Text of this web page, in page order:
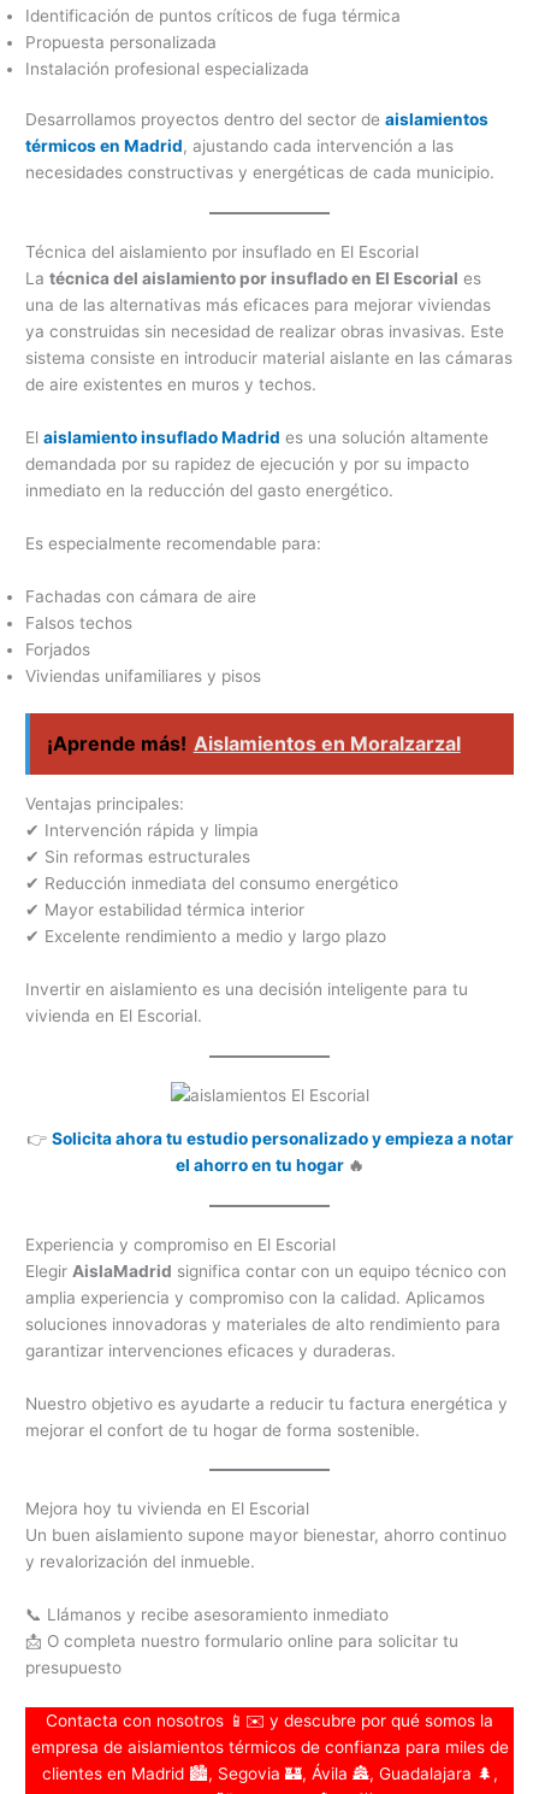
Identificación de puntos críticos de fuga térmica
Propuesta personalizada
Instalación profesional especializada
Desarrollamos proyectos dentro del sector deaislamientos
térmicos en Madrid, ajustando cada intervención a las
necesidades constructivas y energéticas de cada municipio.
Técnica del aislamiento por insuflado en El Escorial
Latécnica del aislamiento por insuflado en El Escorial es
una de las alternativas más eficaces para mejorar viviendas
ya construidas sin necesidad de realizar obras invasivas. Este
sistema consiste en introducir material aislante en las cámaras
de aire existentes en muros y techos.
Elaislamiento insuflado Madrid es una solución altamente
demandada por su rapidez de ejecución y por su impacto
inmediato en la reducción del gasto energético.
Es especialmente recomendable para:
Fachadas con cámara de aire
Falsos techos
Forjados
Viviendas unifamiliares y pisos
¡Aprende más! Aislamientos en Moralzarzal
Ventajas principales:
✔ Intervención rápida y limpia
✔ Sin reformas estructurales
✔ Reducción inmediata del consumo energético
✔ Mayor estabilidad térmica interior
✔ Excelente rendimiento a medio y largo plazo
Invertir en aislamiento es una decisión inteligente para tu
vivienda en El Escorial.
👉 Solicita ahora tu estudio personalizado y empieza a notar
el ahorro en tu hogar🔥
Experiencia y compromiso en El Escorial
Elegir AislaMadrid significa contar con un equipo técnico con
amplia experiencia y compromiso con la calidad. Aplicamos
soluciones innovadoras y materiales de alto rendimiento para
garantizar intervenciones eficaces y duraderas.
Nuestro objetivo es ayudarte a reducir tu factura energética y
mejorar el confort de tu hogar de forma sostenible.
Mejora hoy tu vivienda en El Escorial
Un buen aislamiento supone mayor bienestar, ahorro continuo
y revalorización del inmueble.
📞 Llámanos y recibe asesoramiento inmediato
📩 O completa nuestro formulario online para solicitar tu
presupuesto
Contacta con nosotros 📱✉️ y descubre por qué somos la
empresa de aislamientos térmicos de confianza para miles de
clientes en Madrid 🏙️, Segovia 🏰, Ávila 🏯, Guadalajara 🌲,